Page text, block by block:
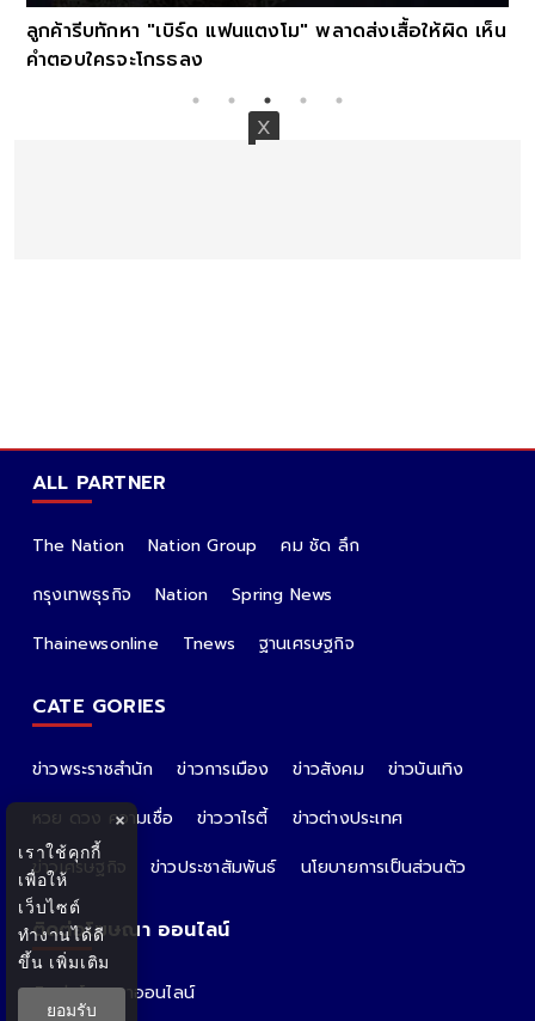
ลูกค้ารีบทักหา "เบิร์ด แฟนแตงโม" พลาดส่งเสื้อให้ผิด เห็น
คำตอบใครจะโกรธลง
ALL PARTNER
The Nation Nation Group
คม ชัด ลึก
กรุงเทพธุรกิจ
Nation
Spring News
Thainewsonline
Tnews ฐานเศรษฐกิจ
CATE GORIES
ข่าวพระราชสำนัก ข่าวการเมือง ข่าวสังคม
ข่าวบันเทิง
หวย ดวง ความเชื่อ
ข่าววาไรตี้
ข่าวต่างประเทศ
ข่าวเศรษฐกิจ
ข่าวประชาสัมพันธ์ นโยบายการเป็นส่วนตัว
ติดต่อโฆษณา ออนไลน์
ติดต่อโฆษณาออนไลน์
×
เราใช้คุกกี้
เพื่อให้
เว็บไซต์
ทำงานได้ดี
ขึ้น เพิ่มเติม
ยอมรับ